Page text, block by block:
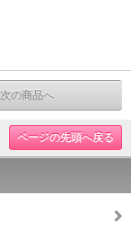
次の商品へ
ページの先頭へ戻る